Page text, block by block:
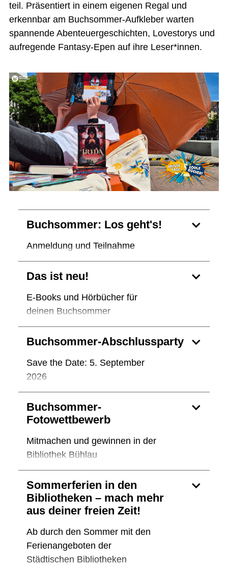
teil. Präsentiert in einem eigenen Regal und
erkennbar am Buchsommer-Aufkleber warten
spannende Abenteuergeschichten, Lovestorys und
aufregende Fantasy-Epen auf ihre Leser*innen.
Buchsommer: Los geht's!
Anmeldung und Teilnahme
Das ist neu!
E-Books und Hörbücher für
deinen Buchsommer
Buchsommer-Abschlussparty
Save the Date: 5. September
2026
Buchsommer-
Fotowettbewerb
Mitmachen und gewinnen in der
Bibliothek Bühlau
Sommerferien in den
Bibliotheken – mach mehr
aus deiner freien Zeit!
Ab durch den Sommer mit den
Ferienangeboten der
Städtischen Bibliotheken